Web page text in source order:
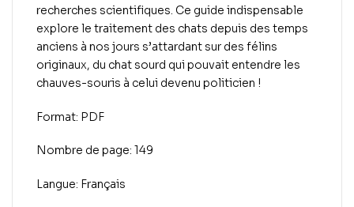
recherches scientifiques. Ce guide indispensable
explore le traitement des chats depuis des temps
anciens à nos jours s’attardant sur des félins
originaux, du chat sourd qui pouvait entendre les
chauves-souris à celui devenu politicien !
Format: PDF
Nombre de page: 149
Langue: Français